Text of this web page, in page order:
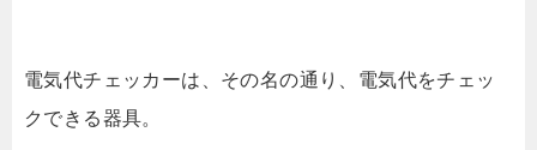
電気代チェッカーは、その名の通り、電気代をチェッ
クできる器具。